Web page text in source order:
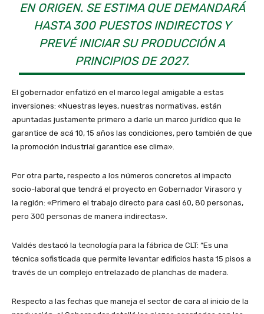
EN ORIGEN. SE ESTIMA QUE DEMANDARÁ
HASTA 300 PUESTOS INDIRECTOS Y
PREVÉ INICIAR SU PRODUCCIÓN A
PRINCIPIOS DE 2027.
El gobernador enfatizó en el marco legal amigable a estas
inversiones: «Nuestras leyes, nuestras normativas, están
apuntadas justamente primero a darle un marco jurídico que le
garantice de acá 10, 15 años las condiciones, pero también de que
la promoción industrial garantice ese clima».
Por otra parte, respecto a los números concretos al impacto
socio-laboral que tendrá el proyecto en Gobernador Virasoro y
la región: «Primero el trabajo directo para casi 60, 80 personas,
pero 300 personas de manera indirectas».
Valdés destacó la tecnología para la fábrica de CLT: “Es una
técnica sofisticada que permite levantar edificios hasta 15 pisos a
través de un complejo entrelazado de planchas de madera.
Respecto a las fechas que maneja el sector de cara al inicio de la